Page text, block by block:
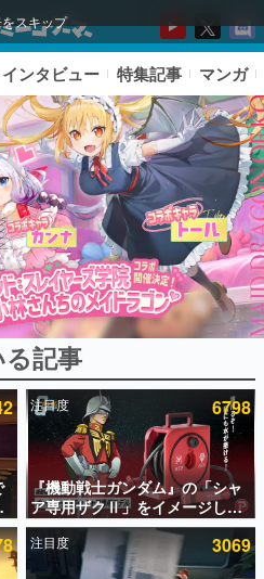
スキップ
事ランキング
インタビュー 特集記事 マンガ
記事
注目度 6798
『機動戦士ガンダム』の「シャ
ア専用ザクⅡ」をイメージした
散水ホースリールが予約開始。
本体にはシャアのパーソナルマ
ークやジオン公国軍のエンブレ
注目度 3069